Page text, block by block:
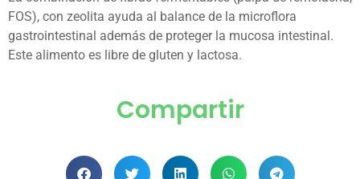
FOS), con zeolita ayuda al balance de la microflora
gastrointestinal además de proteger la mucosa intestinal.
Este alimento es libre de gluten y lactosa.
Compartir